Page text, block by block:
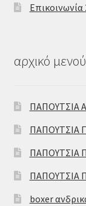
αρχικό μενού
ΠΑΠΟΥΤΣΙΑ
ΠΑΠΟΥΤΣΙΑ
ΠΑΠΟΥΤΣΙΑ
ΠΑΠΟΥΤΣΙΑ
boxer